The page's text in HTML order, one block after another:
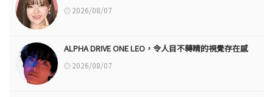
2026/08/07
ALPHA DRIVE ONE LEO，令人目不轉睛的視覺存在感
2026/08/07